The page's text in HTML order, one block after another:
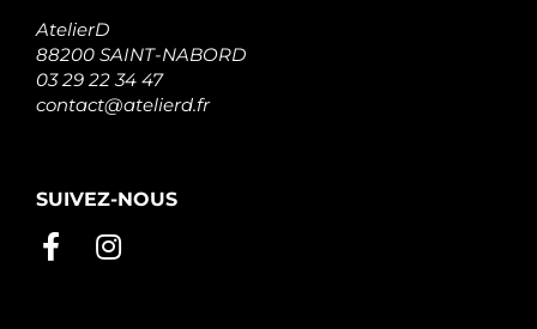
AtelierD
88200 SAINT-NABORD
03 29 22 34 47
contact@atelierd.fr
SUIVEZ-NOUS